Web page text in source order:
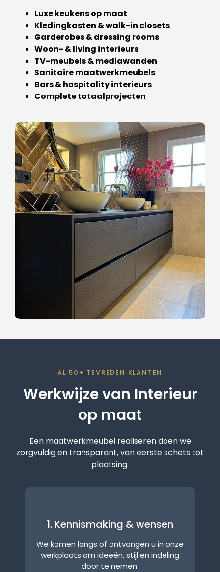
Luxe keukens op maat
Kledingkasten & walk-in closets
Garderobes & dressing rooms
Woon- & living interieurs
TV-meubels & mediawanden
Sanitaire maatwerkmeubels
Bars & hospitality interieurs
Complete totaalprojecten
AL 50+ TEVREDEN KLANTEN
Werkwijze van Interieur
op maat
Een maatwerkmeubel realiseren doen we
zorgvuldig en transparant, van eerste schets tot
plaatsing.
1. Kennismaking & wensen
We komen langs of ontvangen u in onze
werkplaats om ideeën, stijl en indeling
door te nemen.